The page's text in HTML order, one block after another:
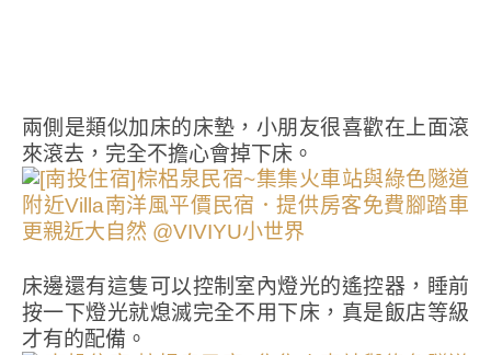
兩側是類似加床的床墊，小朋友很喜歡在上面滾
來滾去，完全不擔心會掉下床。
床邊還有這隻可以控制室內燈光的遙控器，睡前
按一下燈光就熄滅完全不用下床，真是飯店等級
才有的配備。